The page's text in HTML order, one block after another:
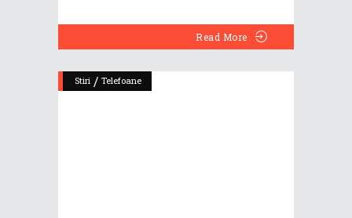
Read More
Stiri / Telefoane